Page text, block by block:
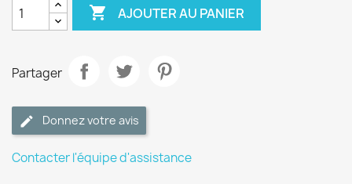
 AJOUTER AU PANIER
Partager
Donnez votre avis
Contacter l'équipe d'assistance